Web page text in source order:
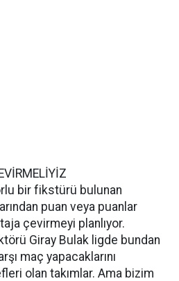
bir fikstürü bulunan
puan veya puanlar
çevirmeyi planlıyor.
Giray Bulak ligde bundan
maç yapacaklarını
olan takımlar. Ama bizim